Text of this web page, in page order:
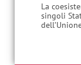
La
singoli